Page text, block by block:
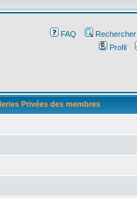
FAQ Rechercher
Profil
Privées des membres